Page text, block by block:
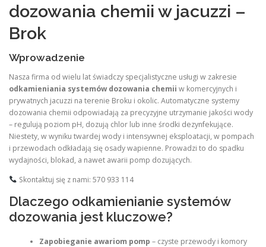
dozowania chemii w jacuzzi –
Brok
Wprowadzenie
Nasza firma od wielu lat świadczy specjalistyczne usługi w zakresie
odkamieniania systemów dozowania chemii w komercyjnych i
prywatnych jacuzzi na terenie Broku i okolic. Automatyczne systemy
dozowania chemii odpowiadają za precyzyjne utrzymanie jakości wody
– regulują poziom pH, dozują chlor lub inne środki dezynfekujące.
Niestety, w wyniku twardej wody i intensywnej eksploatacji, w pompach
i przewodach odkładają się osady wapienne. Prowadzi to do spadku
wydajności, blokad, a nawet awarii pomp dozujących.
Skontaktuj się z nami: 570 933 114
Dlaczego odkamienianie systemów
dozowania jest kluczowe?
Zapobieganie awariom pomp – czyste przewody i komory